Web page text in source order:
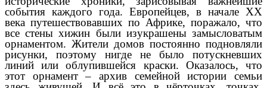
события каждого года. Европейцев, в начале XX
века путешествовавших по Африке, поражало, что
все стены хижин были изукрашены замысловатым
орнаментом. Жители домов постоянно подновляли
рисунки, поэтому нигде не было потускневших
линий или облупившейся краски. Оказалось, что
этот орнамент – архив семейной истории семьи